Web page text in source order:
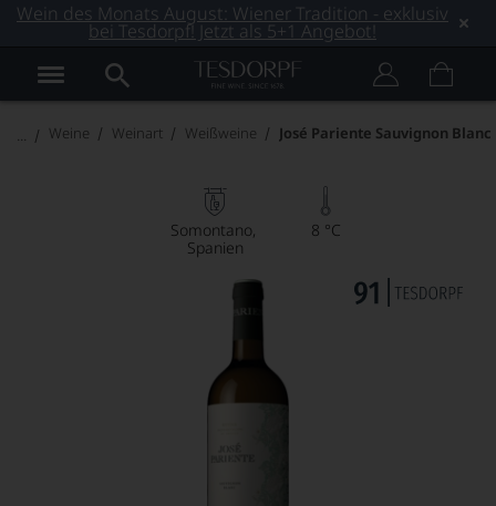
Wein des Monats August: Wiener Tradition - exklusiv
bei Tesdorpf! Jetzt als 5+1 Angebot!
Weine Weinart Weißweine José Pariente Sauvignon Blanc
Somontano
Spanien
8 °C